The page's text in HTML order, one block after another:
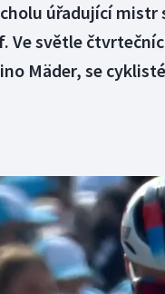
úřadující mistr
Ve světle
Mäder, se